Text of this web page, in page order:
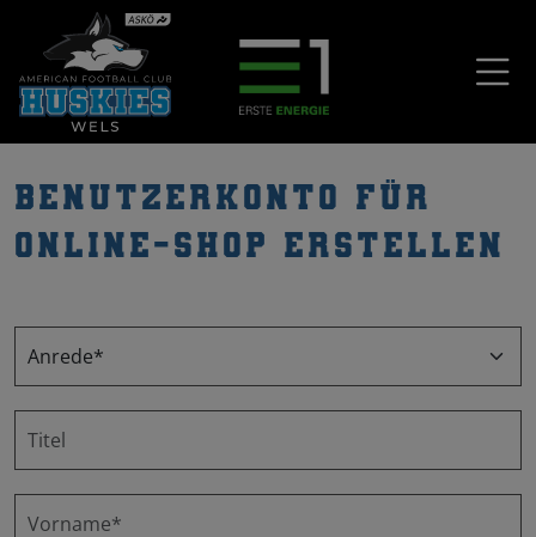
Benutzerkonto für
Online-Shop erstellen